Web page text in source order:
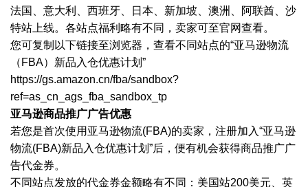
法国、意大利、西班牙、日本、新加坡、澳洲、阿联酋、沙
特站上线。各站点福利略有不同，卖家可至官网查看。
您可复制以下链接至浏览器，查看不同站点的“亚马逊物流
（FBA）新品入仓优惠计划”
https://gs.amazon.cn/fba/sandbox?
ref=as_cn_ags_fba_sandbox_tp
亚马逊商品推广广告优惠
若您是首次使用亚马逊物流(FBA)的卖家，注册加入“亚马逊
物流(FBA)新品入仓优惠计划”后，便有机会获得商品推广广
告代金券。
不同站点发放的代金券金额略有不同：美国站200美元、英